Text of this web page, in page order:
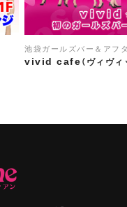
池袋ガールズバー＆アフ
vivid cafe （ヴィヴ